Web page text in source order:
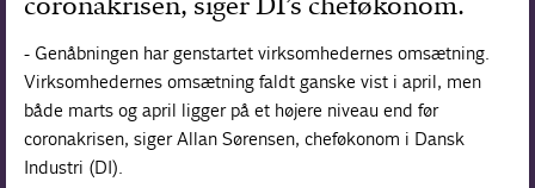
- Genåbningen har genstartet virksomhedernes omsætning.
Virksomhedernes omsætning faldt ganske vist i april, men
både marts og april ligger på et højere niveau end før
coronakrisen, siger Allan Sørensen, cheføkonom i Dansk
Industri (DI).